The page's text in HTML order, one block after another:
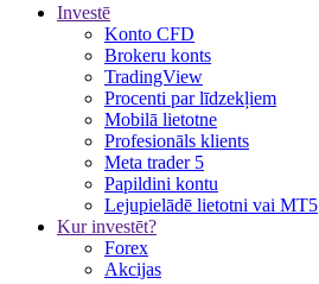
Investē
Konto CFD
Brokeru konts
TradingView
Procenti par līdzekļiem
Mobilā lietotne
Profesionāls klients
Meta trader 5
Papildini kontu
Lejupielādē lietotni vai MT5
Kur investēt?
Forex
Akcijas